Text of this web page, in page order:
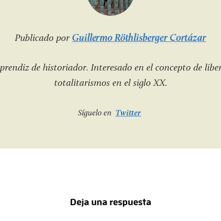
Publicado por Guillermo Röthlisberger Cortázar
de historiador. Interesado en el concepto de
totalitarismos en el siglo XX.
Síguelo en Twitter
Deja una respuesta